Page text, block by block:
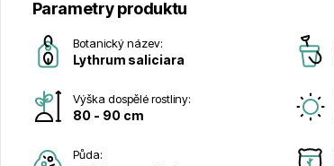
Parametry produktu
Botanický název:
Lythrum saliciara
Výška dospělé rostliny:
80 - 90 cm
Půda: